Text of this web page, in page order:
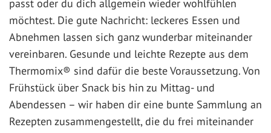
passt oder du dich allgemein wieder wohlfühlen
möchtest. Die gute Nachricht: leckeres Essen und
Abnehmen lassen sich ganz wunderbar miteinander
vereinbaren. Gesunde und leichte Rezepte aus dem
Thermomix® sind dafür die beste Voraussetzung. Von
Frühstück über Snack bis hin zu Mittag- und
Abendessen – wir haben dir eine bunte Sammlung an
Rezepten zusammengestellt, die du frei miteinander